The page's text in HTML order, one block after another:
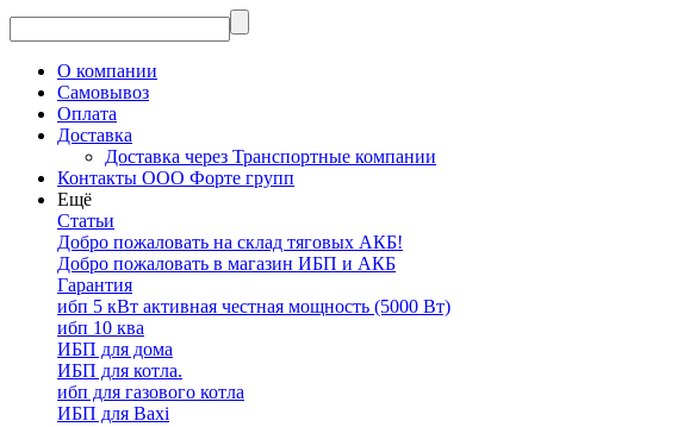
О компании
Самовывоз
Оплата
Доставка
Доставка через Транспортные компании
Контакты ООО Форте групп
Ещё
Статьи
Добро пожаловать на склад тяговых АКБ!
Добро пожаловать в магазин ИБП и АКБ
Гарантия
ибп 5 кВт активная честная мощность (5000 Вт)
ибп 10 ква
ИБП для дома
ИБП для котла.
ибп для газового котла
ИБП для Baxi